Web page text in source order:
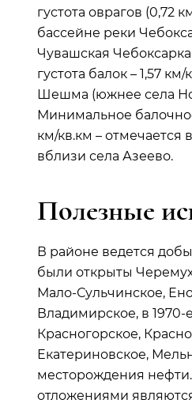
густота оврагов (0,72
бассейне реки
Чувашская
густота балок – 1,57
Шешма (южнее села
Минимальное
км/кв.км – отмечается
вблизи села Азеево.
Полезные
В районе ведется
были открыты
Мало-Сульчинское,
Владимирское, в 1970-
Красногорское,
Екатериновское,
месторождения
отложениями